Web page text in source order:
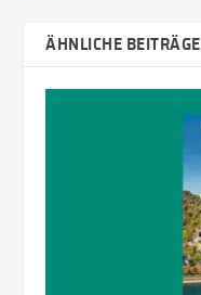
ÄHNLICHE BEITRÄGE